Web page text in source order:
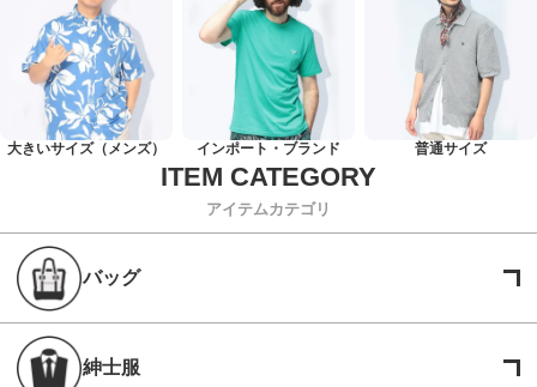
大きいサイズ（メンズ） インポート・ブランド 普通サイズ
アイテムカテゴリ
バッグ
紳士服